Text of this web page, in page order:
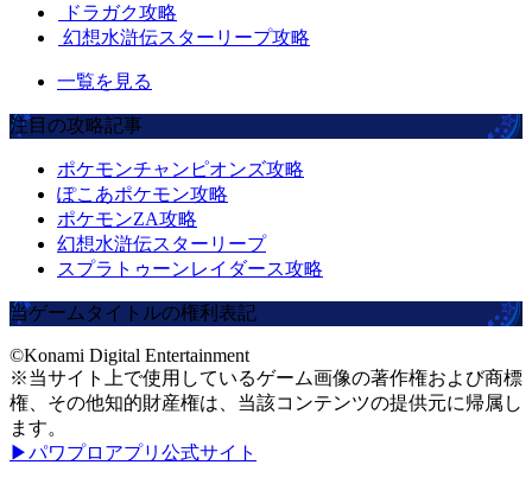
ドラガク攻略
幻想水滸伝スターリープ攻略
一覧を見る
注目の攻略記事
ポケモンチャンピオンズ攻略
ぽこあポケモン攻略
ポケモンZA攻略
幻想水滸伝スターリープ
スプラトゥーンレイダース攻略
当ゲームタイトルの権利表記
©Konami Digital Entertainment
※当サイト上で使用しているゲーム画像の著作権および商標
権、その他知的財産権は、当該コンテンツの提供元に帰属し
ます。
▶パワプロアプリ公式サイト